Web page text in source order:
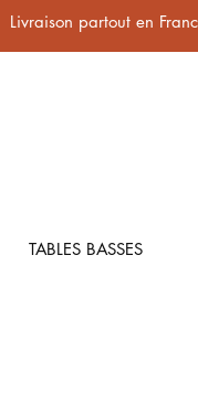
Livraison partout en
TABLES BASSES